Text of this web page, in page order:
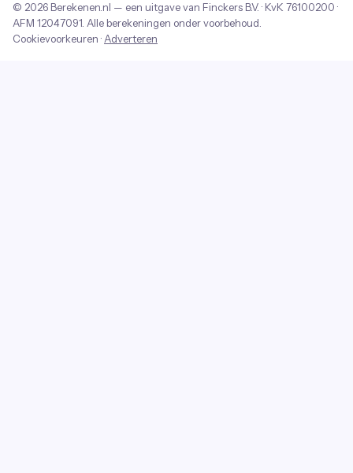
© 2026 Berekenen.nl — een uitgave van Finckers B.V. · KvK 76100200 ·
AFM 12047091 . Alle berekeningen onder voorbehoud.
Cookievoorkeuren · Adverteren